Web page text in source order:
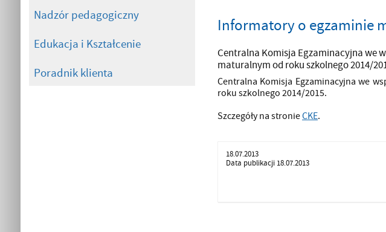
Nadzór pedagogiczny
Edukacja i Kształcenie
Poradnik klienta
Informatory o egzaminie
Centralna Komisja Egzaminacyjna we
maturalnym od roku szkolnego 2014/
Centralna Komisja Egzaminacyjna we
roku szkolnego 2014/2015.
Szczegóły na stronieCKE.
18.07.2013
Data publikacji 18.07.2013